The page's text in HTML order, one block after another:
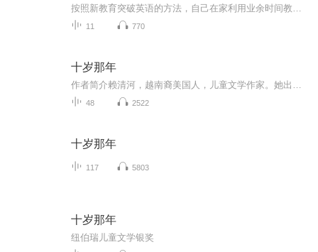
11 770
十岁那年
48 2522
十岁那年
117 5803
十岁那年
纽伯瑞儿童文学银奖